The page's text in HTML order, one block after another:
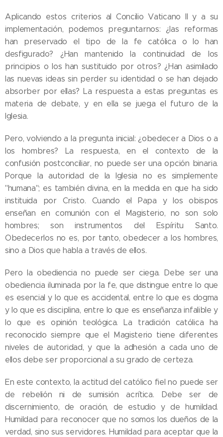
Aplicando estos criterios al Concilio Vaticano II y a su
implementación, podemos preguntarnos: ¿las reformas
han preservado el tipo de la fe católica o lo han
desfigurado? ¿Han mantenido la continuidad de los
principios o los han sustituido por otros? ¿Han asimilado
las nuevas ideas sin perder su identidad o se han dejado
absorber por ellas? La respuesta a estas preguntas es
materia de debate, y en ella se juega el futuro de la
Iglesia.
Pero, volviendo a la pregunta inicial: ¿obedecer a Dios o a
los hombres? La respuesta, en el contexto de la
confusión postconciliar, no puede ser una opción binaria.
Porque la autoridad de la Iglesia no es simplemente
"humana"; es también divina, en la medida en que ha sido
instituida por Cristo. Cuando el Papa y los obispos
enseñan en comunión con el Magisterio, no son solo
hombres; son instrumentos del Espíritu Santo.
Obedecerlos no es, por tanto, obedecer a los hombres,
sino a Dios que habla a través de ellos.
Pero la obediencia no puede ser ciega. Debe ser una
obediencia iluminada por la fe, que distingue entre lo que
es esencial y lo que es accidental, entre lo que es dogma
y lo que es disciplina, entre lo que es enseñanza infalible y
lo que es opinión teológica. La tradición católica ha
reconocido siempre que el Magisterio tiene diferentes
niveles de autoridad, y que la adhesión a cada uno de
ellos debe ser proporcional a su grado de certeza.
En este contexto, la actitud del católico fiel no puede ser
de rebelión ni de sumisión acrítica. Debe ser de
discernimiento, de oración, de estudio y de humildad.
Humildad para reconocer que no somos los dueños de la
verdad, sino sus servidores. Humildad para aceptar que la